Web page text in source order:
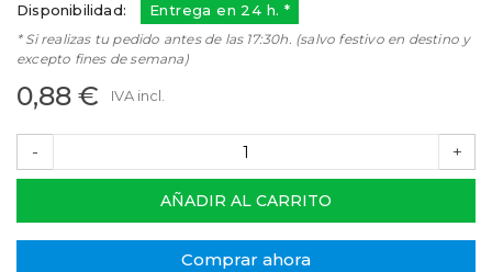
Disponibilidad: Entrega en 24 h. *
* Si realizas tu pedido antes de las 17:30h. (salvo festivo en destino y
excepto fines de semana)
0,88 € IVA incl.
- +
AÑADIR AL CARRITO
Comprar ahora